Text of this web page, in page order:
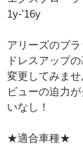
1y-'16y
アリーズのブラ
ドレスアップ
変更してみま
ビューの迫力
いなし！
★適合車種★